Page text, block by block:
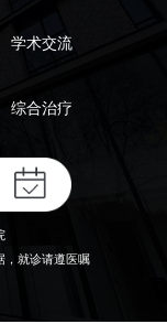
学术交流
综合治疗
，就诊请遵医嘱